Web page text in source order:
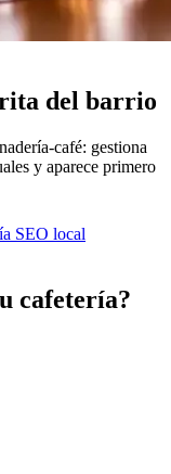
del barrio
café: gestiona
y aparece primero
SEO local
cafetería?